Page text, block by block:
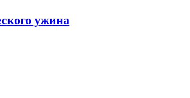
ужина